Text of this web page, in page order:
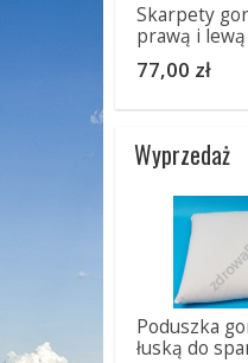
Skarpety
prawą i
77,00 zł
Wyprzedaż
Poduszka
łuską do